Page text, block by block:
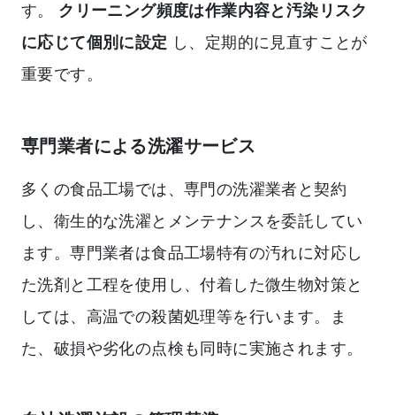
す。 クリーニング頻度は作業内容と汚染リスク
に応じて個別に設定 し、定期的に見直すことが
重要です。
専門業者による洗濯サービス
多くの食品工場では、専門の洗濯業者と契約
し、衛生的な洗濯とメンテナンスを委託してい
ます。専門業者は食品工場特有の汚れに対応し
た洗剤と工程を使用し、付着した微生物対策と
しては、高温での殺菌処理等を行います。ま
た、破損や劣化の点検も同時に実施されます。